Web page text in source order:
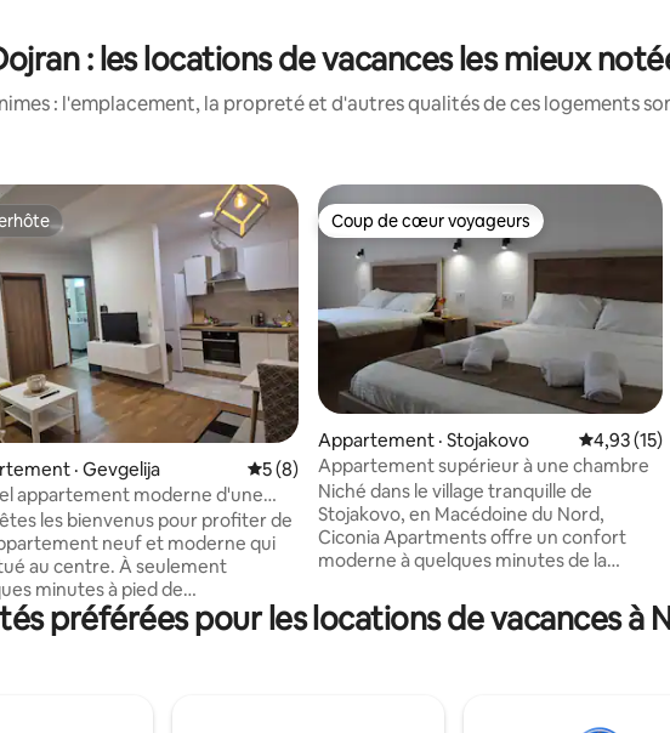
: les locations de vacances les mieux
: l'emplacement, la propreté et d'autres qualités de ces logements
sur 5, 12 commentaires
· Gevgelija Note moyenne de 5 sur 5, 8 commentaires
5 (8)
appartement moderne d'une
avec stationnement gratuit
les bienvenus pour profiter de
neuf et moderne qui
au centre. À seulement
minutes à pied de
vous trouverez les
principaux : supermarchés,
Coup de cœur voyageurs
Coup de cœur voyageurs
Appartement · Stojakovo Note
4,93 (15)
Appartement supérieur à une chambre
Niché dans le village tranquille de
Stojakovo, en Macédoine du Nord,
Ciconia Apartments offre un confort
moderne à quelques minutes de la
nature et connus pour leur population de
cigognes, nos tout nouveaux
sérénité, de style et de commodité.
préférées pour les locations de vacances à